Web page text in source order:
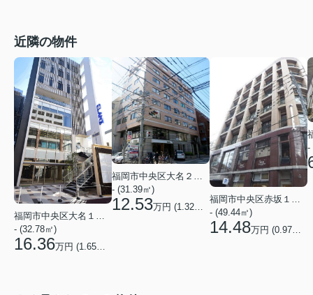
近隣の物件
- (32.78㎡)
16.36万円 (1.65
- (31.39㎡)
12.53万円 (1.32 万円/坪)
- (49.44㎡)
14.48万円 (0.97
-